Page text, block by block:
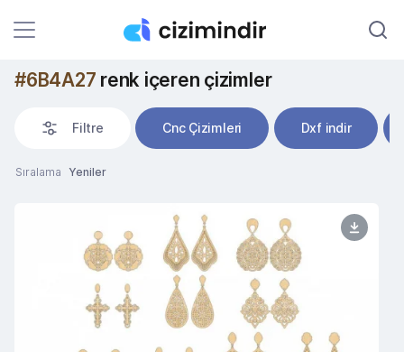
#6B4A27 renk içeren çizimler
Filtre Cnc Çizimleri Dxf indir
Sıralama Yeniler